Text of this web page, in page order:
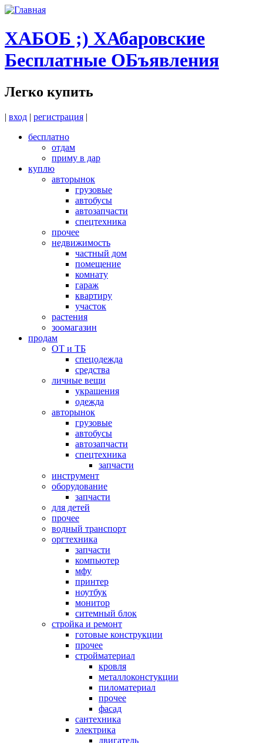
Перейти к основному содержанию
ХАБОБ ;) ХАбаровские
Бесплатные ОБъявления
Легко купить
| вход | регистрация |
бесплатно
отдам
приму в дар
куплю
авторынок
грузовые
автобусы
автозапчасти
спецтехника
прочее
недвижимость
частный дом
помещение
комнату
гараж
квартиру
участок
растения
зоомагазин
продам
ОТ и ТБ
спецодежда
средства
личные вещи
украшения
одежда
авторынок
грузовые
автобусы
автозапчасти
спецтехника
запчасти
инструмент
оборудование
запчасти
для детей
прочее
водный транспорт
оргтехника
запчасти
компьютер
мфу
принтер
ноутбук
монитор
ситемный блок
стройка и ремонт
готовые конструкции
прочее
стройматериал
кровля
металлоконстукции
пиломатериал
прочее
фасад
сантехника
электрика
двигатель